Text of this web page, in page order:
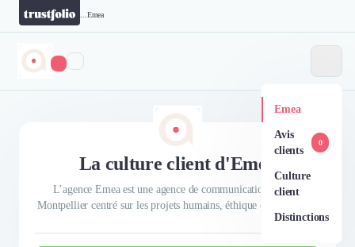
Emea
Emea
Avis
clients
0
Culture
client
Distinctions
La culture client d'Emea
L’agence Emea est une agence de communication basée à
Montpellier centré sur les projets humains, éthique et écologique